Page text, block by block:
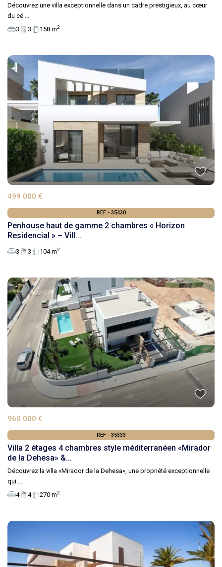
Découvrez une villa exceptionnelle dans un cadre prestigieux, au cœur
du cé
3
3 158 m2
499 000 €
REF - 35430
Penhouse haut de gamme 2 chambres « Horizon
Residencial » – Vill...
3 3 104 m2
960 000 €
REF - 35333
Villa 2 étages 4 chambres style méditerranéen «Mirador
de la Dehesa» &...
Découvrez la villa «Mirador de la Dehesa», une propriété exceptionnelle
qui
4
4 270 m2